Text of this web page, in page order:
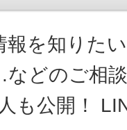
報を知りた
どのご相
も公開！